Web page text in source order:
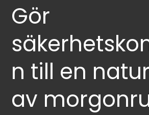
Gör
n till en
av